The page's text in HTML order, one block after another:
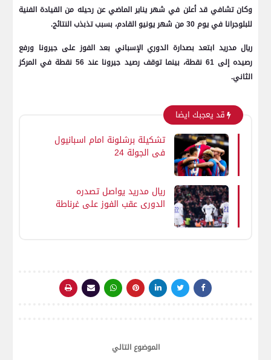
وكان تشافي قد أعلن في شهر يناير الماضي عن رحيله من القيادة الفنية
للبلوجرانا في يوم 30 من شهر يونيو القادم، بسبب تذبذب النتائج.
ريال مدريد ابتعد بصدارة الدوري الإسباني بعد الفوز على جيرونا ورفع
رصيده إلى 61 نقطة، بينما توقف رصيد جيرونا عند 56 نقطة في المركز
الثاني.
قد يعجبك ايضا
تشكيلة برشلونة امام اسبانيول
فى الجولة 24
ريال مدريد يواصل تصدره
الدوري عقب الفوز علي غرناطة
الموضوع التالي